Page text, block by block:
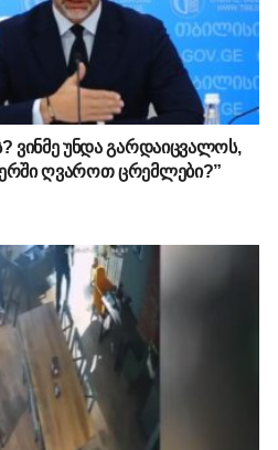
ვინმე უნდა გარდაიცვალოს,
ღვაროთ ცრემლები?”